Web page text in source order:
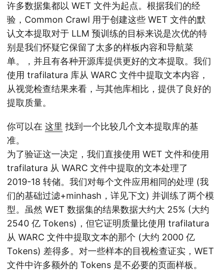
许多数据集都以 WET 文件为起点。根据我们的经
验，Common Crawl 用于创建这些 WET 文件的默
认文本提取对于 LLM 预训练的目标来说是次优的特
别是我们怀疑它保留了太多的样板内容和导航菜
单。
，并且有各种开源库提供更好的文本提取。我们
使用 trafilatura 库从 WARC 文件中提取文本内容 ，
从视觉检查结果来看，与其他库相比，提供了良好的
提取质量。
你可以在 这里 找到一个比较几个文本提取库的基
准。
为了验证这一决定，我们直接使用 WET 文件和使用
trafilatura 从 WARC 文件中提取的文本处理了
2019-18 转储。我们对每个文件应用相同的处理 (我
们的基础过滤+minhash，详见下文) 并训练了两个模
型。虽然 WET 数据集的结果数据大约大 25% (大约
2540 亿 Tokens)，但它证明质量比使用 trafilatura
从 WARC 文件中提取文本的那个 (大约 2000 亿
Tokens) 差得多。对一些样本的目视检查证实，WET
文件中许多额外的 Tokens 是不必要的页面样板。